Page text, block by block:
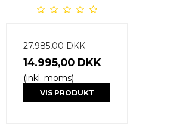
27.985,00 DKK
14.995,00 DKK
(inkl. moms)
VIS PRODUKT